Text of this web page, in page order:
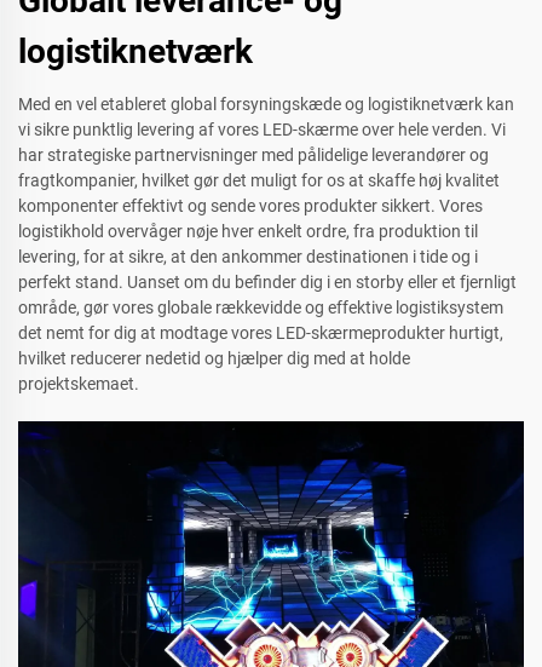
logistiknetværk
Med en vel etableret global forsyningskæde og logistiknetværk kan
vi sikre punktlig levering af vores LED-skærme over hele verden. Vi
har strategiske partnervisninger med pålidelige leverandører og
fragtkompanier, hvilket gør det muligt for os at skaffe høj kvalitet
komponenter effektivt og sende vores produkter sikkert. Vores
logistikhold overvåger nøje hver enkelt ordre, fra produktion til
levering, for at sikre, at den ankommer destinationen i tide og i
perfekt stand. Uanset om du befinder dig i en storby eller et fjernligt
område, gør vores globale rækkevidde og effektive logistiksystem
det nemt for dig at modtage vores LED-skærmeprodukter hurtigt,
hvilket reducerer nedetid og hjælper dig med at holde
projektskemaet.